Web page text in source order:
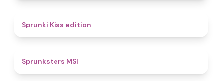
Sprunki Kiss edition
Sprunksters MSI